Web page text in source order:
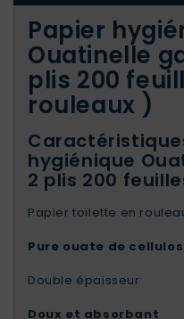
Papier
Ouatinelle
plis 200
rouleaux )
hygiénique
2 plis 200
Papier toilette en
Pure ouate de
Double épaisseur
Doux et absorbant